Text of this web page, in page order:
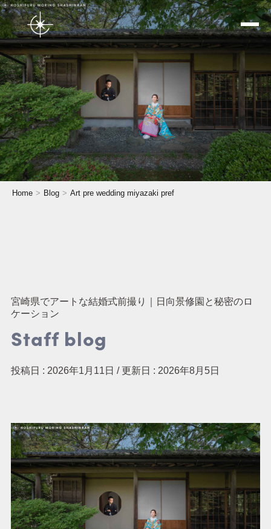
トップページ
ン / ベイビー
成人式
アルバム・パネル
Home Blog Art pre wedding miyazaki pref
宮崎県でアートな結婚式前撮り｜日向景修園と秘密のロ
ケーション
Staff blog
投稿日 : 2026年1月11日 / 更新日 : 2026年8月5日